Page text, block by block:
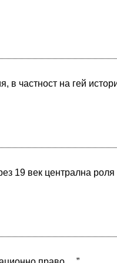
в частност на гей
19 век централна